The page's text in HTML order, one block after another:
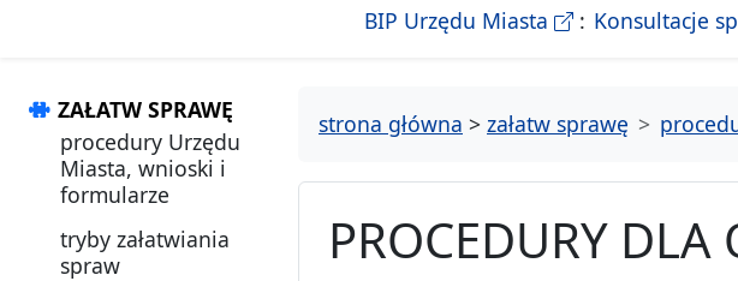
BIP Urzędu Miasta - BiletynKonsultacje
ZAŁATW SPRAWĘ
procedury Urzędu
Miasta, wnioski i
formularze
tryby załatwiania
spraw
strona główna > załatw sprawę
PROCEDURY